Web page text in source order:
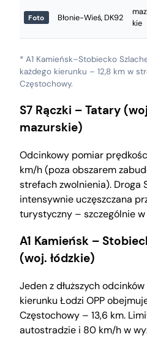
Foto Błonie-Wieś, DK92
kie
* A1 Kamieńsk–Stobiecko
każdego kierunku – 12,8 km w
Częstochowy.
S7 Rączki – Tatary
mazurskie)
Odcinkowy pomiar
km/h (poza obszarem
strefach zwolnienia). Droga
intensywnie uczęszczana
turystyczny – szczególnie
A1 Kamieńsk –
(woj. łódzkie)
Jeden z dłuższych
kierunku Łodzi OPP
Częstochowy – 13,6 km.
autostradzie i 80 km/h w